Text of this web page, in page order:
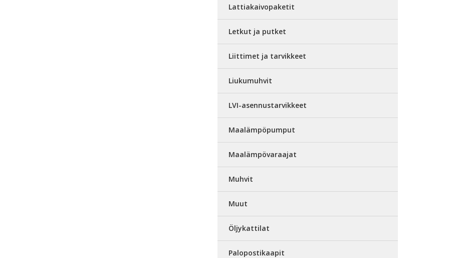
Lattiakaivopaketit
Letkut ja putket
Liittimet ja tarvikkeet
Liukumuhvit
LVI-asennustarvikkeet
Maalämpöpumput
Maalämpövaraajat
Muhvit
Muut
Öljykattilat
Palopostikaapit